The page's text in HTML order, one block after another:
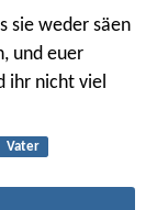
sie weder säen
und euer
ihr nicht viel
Vater